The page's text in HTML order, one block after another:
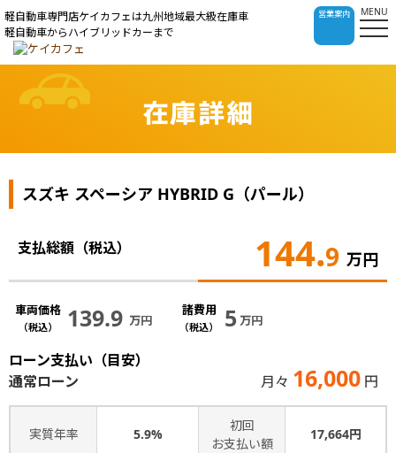
軽自動車専門店ケイカフェは九州地域最大級在庫車
軽自動車からハイブリッドカーまで
営業案内 MENU
在庫詳細
スズキ スペーシア HYBRID G（パール）
支払総額（税込） 144.9 万円
車両価格
（税込） 139.9 万円
諸費用
（税込） 5 万円
ローン支払い（目安）
通常ローン
月々 16,000 円
実質年率 5.9%
初回
お支払い額
17,664円